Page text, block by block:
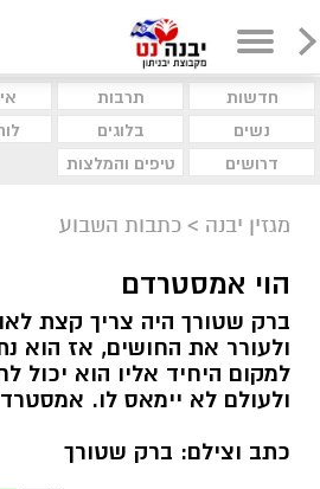
חדשות תרבות
נשים
בלוגים
דרושים
טיפים והמלצות
מגזין יבנה > כתבות השבוע
הוי אמסטרדם
ברק שטורך היה צריך קצת
ולעורר את החושים, אז הוא
למקום היחיד אליו הוא יכול
ולעולם לא יימאס לו.
כתב וצילם: ברק שטורך